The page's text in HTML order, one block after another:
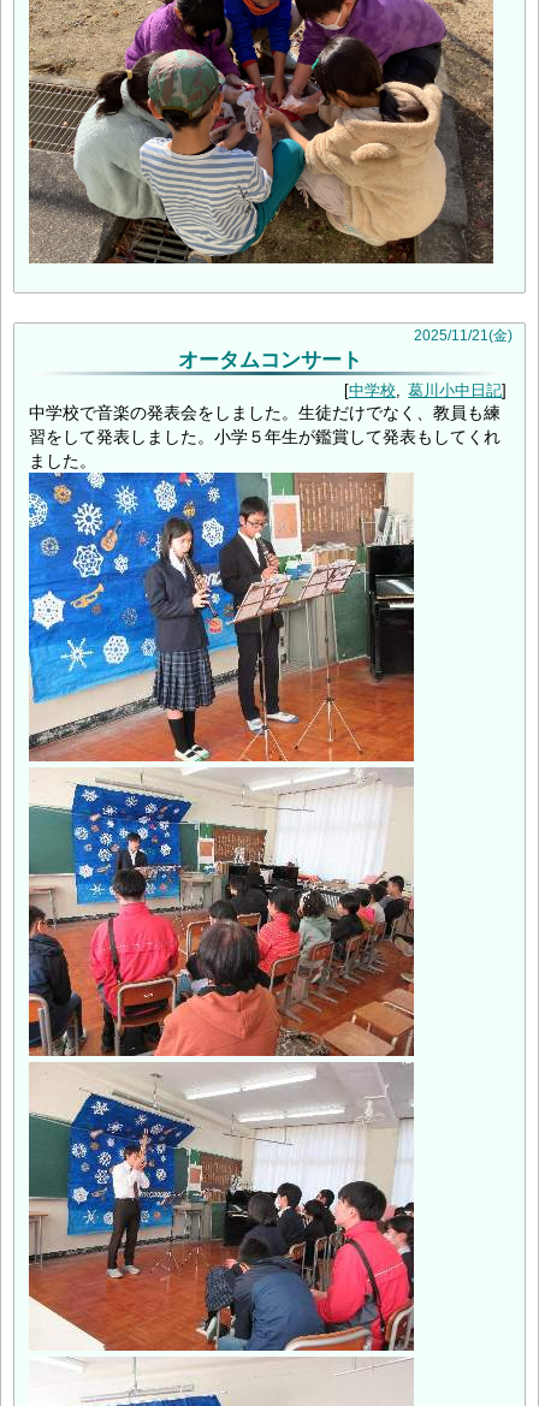
2025/11/21(金)
オータムコンサート
中学校 葛川小中日記
中学校で音楽の発表会をしました。生徒だけでなく、教員も練
習をして発表しました。小学５年生が鑑賞して発表もしてくれ
ました。